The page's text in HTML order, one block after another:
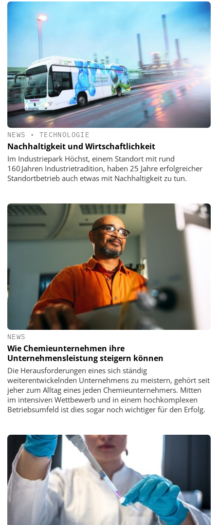
NEWS • TECHNOLOGIE
Nachhaltigkeit und Wirtschaftlichkeit
Im Industriepark Höchst, einem Standort mit rund
160 Jahren Industrietradition, haben 25 Jahre erfolgreicher
Standortbetrieb auch etwas mit Nachhaltigkeit zu tun.
NEWS
Wie Chemieunternehmen ihre
Unternehmensleistung steigern können
Die Herausforderungen eines sich ständig
weiterentwickelnden Unternehmens zu meistern, gehört seit
jeher zum Alltag eines jeden Chemieunternehmers. Mitten
im intensiven Wettbewerb und in einem hochkomplexen
Betriebsumfeld ist dies sogar noch wichtiger für den Erfolg.